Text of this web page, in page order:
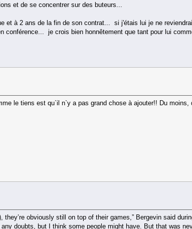
et de se concentrer sur des buteurs...
et à 2 ans de la fin de son contrat... si j'étais lui je ne
je crois bien honnêtement que tant pour lui
le tiens est qu`il n`y a pas grand chose à ajouter!! Du
they’re obviously still on top of their games,” Bergevin said
doubts, but I think some people might have. But that was